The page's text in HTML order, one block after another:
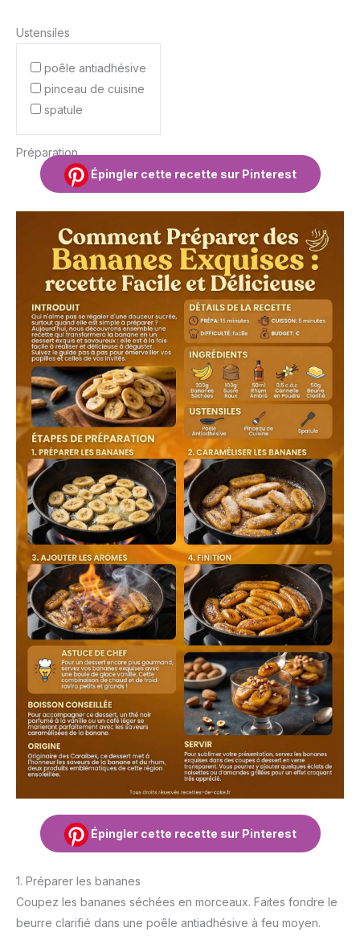
Ustensiles
poêle antiadhésive
pinceau de cuisine
spatule
Préparation
Épingler cette recette sur Pinterest
Épingler cette recette sur Pinterest
1. Préparer les bananes
Coupez les bananes séchées en morceaux. Faites fondre le
beurre clarifié dans une poêle antiadhésive à feu moyen.